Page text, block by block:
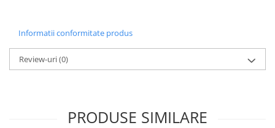
Informatii conformitate produs
Review-uri(0)
PRODUSE SIMILARE